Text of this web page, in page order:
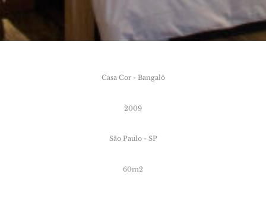
Casa Cor - Bangalô
2009
São Paulo - SP
60m2